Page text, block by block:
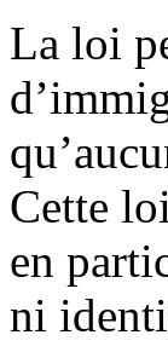
La loi
Cette
en
ni